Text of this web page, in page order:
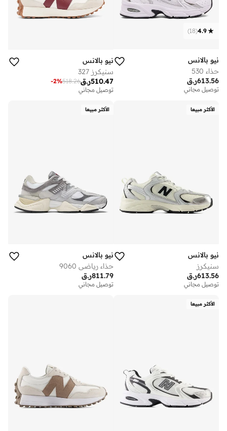
4.9
(
18
)
نيو بالانس
حذاء 530
ر.ق613.56
توصيل مجاني
نيو بالانس
سنيكرز 327
ر.ق510.47
518.26
-2%
توصيل مجاني
الأكثر مبيعا
نيو بالانس
سنيكرز
ر.ق613.56
توصيل مجاني
الأكثر مبيعا
نيو بالانس
حذاء رياضي 9060
ر.ق811.79
توصيل مجاني
الأكثر مبيعا